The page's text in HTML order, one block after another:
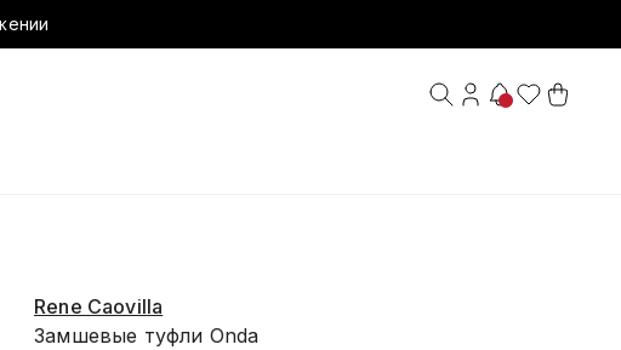
Rene Caovilla
Замшевые туфли Onda